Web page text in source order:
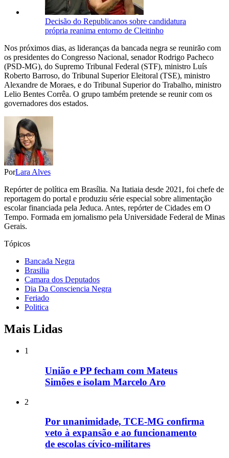
Decisão do Republicanos sobre candidatura
própria reanima entorno de Cleitinho
Nos próximos dias, as lideranças da bancada negra se reunirão com
os presidentes do Congresso Nacional, senador Rodrigo Pacheco
(PSD-MG), do Supremo Tribunal Federal (STF), ministro Luís
Roberto Barroso, do Tribunal Superior Eleitoral (TSE), ministro
Alexandre de Moraes, e do Tribunal Superior do Trabalho, ministro
Lelio Bentes Corrêa. O grupo também pretende se reunir com os
governadores dos estados.
PorLara Alves
Repórter de política em Brasília. Na Itatiaia desde 2021, foi chefe de
reportagem do portal e produziu série especial sobre alimentação
escolar financiada pela Jeduca. Antes, repórter de Cidades em O
Tempo. Formada em jornalismo pela Universidade Federal de Minas
Gerais.
Tópicos
Bancada Negra
Brasilia
Camara dos Deputados
Dia Da Consciencia Negra
Feriado
Politica
Mais Lidas
1
União e PP fecham com Mateus
Simões e isolam Marcelo Aro
2
Por unanimidade, TCE-MG confirma
veto à expansão e ao funcionamento
de escolas cívico-militares